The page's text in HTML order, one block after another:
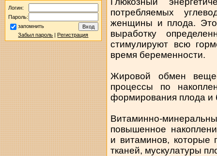
Логин:
Пароль:
запомнить
Забыл пароль |Регистрация
потребляемых
женщины и плода.
выработку
стимулируют всю
время беременности.
Жировой обмен
процессы по
формирования плода и
Витаминно-
повышенное
и витаминов, которые
тканей, мускулатуры